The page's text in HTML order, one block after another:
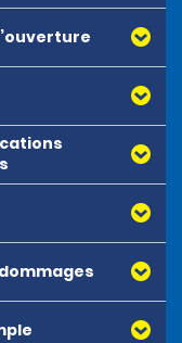
véhicules peuvent
Croatie, au
Norvège, aux Pays-
en France, en Italie,
Suisse et au
cas, les clients sont